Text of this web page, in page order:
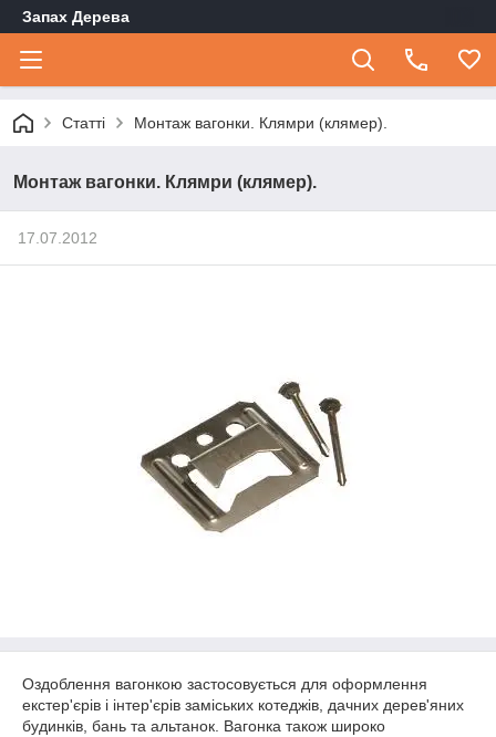
Запах Дерева
Статті Монтаж вагонки. Клямри (клямер).
Монтаж вагонки. Клямри (клямер).
17.07.2012
Оздоблення вагонкою застосовується для оформлення
екстер'єрів і інтер'єрів заміських котеджів, дачних дерев'яних
будинків, бань та альтанок. Вагонка також широко